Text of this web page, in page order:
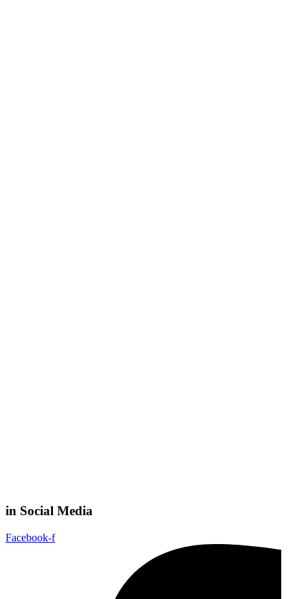
in Social Media
Facebook-f